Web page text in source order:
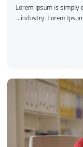
Lorem Ipsum is
industry. Lorem